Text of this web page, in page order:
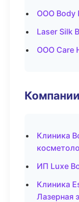
ООО Body
Laser Silk
ООО Care
Клиника
ИП Luxe
Клиника
Лазерная